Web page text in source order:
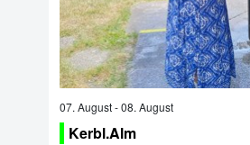
07. August-08. August
Kerbl.Alm